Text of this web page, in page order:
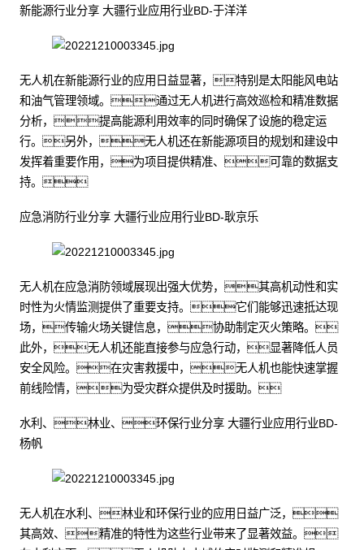
新能源行业分享 大疆行业应用行业BD-于洋洋
无人机在新能源行业的应用日益显著，特别是太阳能风电站
和油气管理领域。通过无人机进行高效巡检和精准数据
分析，提高能源利用效率的同时确保了设施的稳定运
行。另外，无人机还在新能源项目的规划和建设中
发挥着重要作用，为项目提供精准、可靠的数据支
持。
应急消防行业分享 大疆行业应用行业BD-耿京乐
无人机在应急消防领域展现出强大优势，其高机动性和实
时性为火情监测提供了重要支持。它们能够迅速抵达现
场，传输火场关键信息，协助制定灭火策略。
此外，无人机还能直接参与应急行动，显著降低人员
安全风险。在灾害救援中，无人机也能快速掌握
前线险情，为受灾群众提供及时援助。
水利、林业、环保行业分享 大疆行业应用行业BD-
杨帆
无人机在水利、林业和环保行业的应用日益广泛，
其高效、精准的特性为这些行业带来了显著效益。